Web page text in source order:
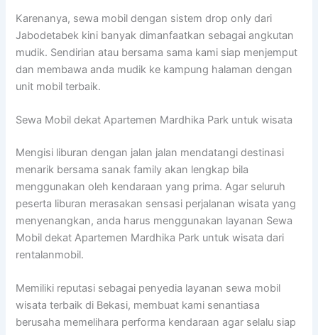
Karenanya, sewa mobil dengan sistem drop only dari
Jabodetabek kini banyak dimanfaatkan sebagai angkutan
mudik. Sendirian atau bersama sama kami siap menjemput
dan membawa anda mudik ke kampung halaman dengan
unit mobil terbaik.
Sewa Mobil dekat Apartemen Mardhika Park untuk wisata
Mengisi liburan dengan jalan jalan mendatangi destinasi
menarik bersama sanak family akan lengkap bila
menggunakan oleh kendaraan yang prima. Agar seluruh
peserta liburan merasakan sensasi perjalanan wisata yang
menyenangkan, anda harus menggunakan layanan Sewa
Mobil dekat Apartemen Mardhika Park untuk wisata dari
rentalanmobil.
Memiliki reputasi sebagai penyedia layanan sewa mobil
wisata terbaik di Bekasi, membuat kami senantiasa
berusaha memelihara performa kendaraan agar selalu siap